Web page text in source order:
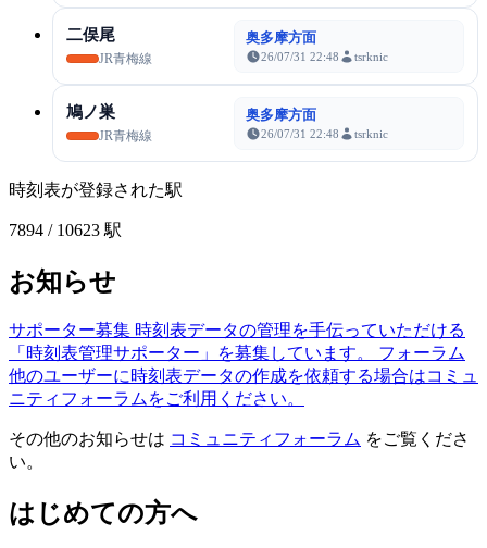
二俣尾
JR青梅線
奥多摩方面
26/07/31 22:48 tsrknic
鳩ノ巣
JR青梅線
奥多摩方面
26/07/31 22:48 tsrknic
時刻表が登録された駅
7894 / 10623 駅
お知らせ
サポーター募集 時刻表データの管理を手伝っていただける
「時刻表管理サポーター」を募集しています。
フォーラム
他のユーザーに時刻表データの作成を依頼する場合はコミュ
ニティフォーラムをご利用ください。
その他のお知らせは コミュニティフォーラム をご覧くださ
い。
はじめての方へ